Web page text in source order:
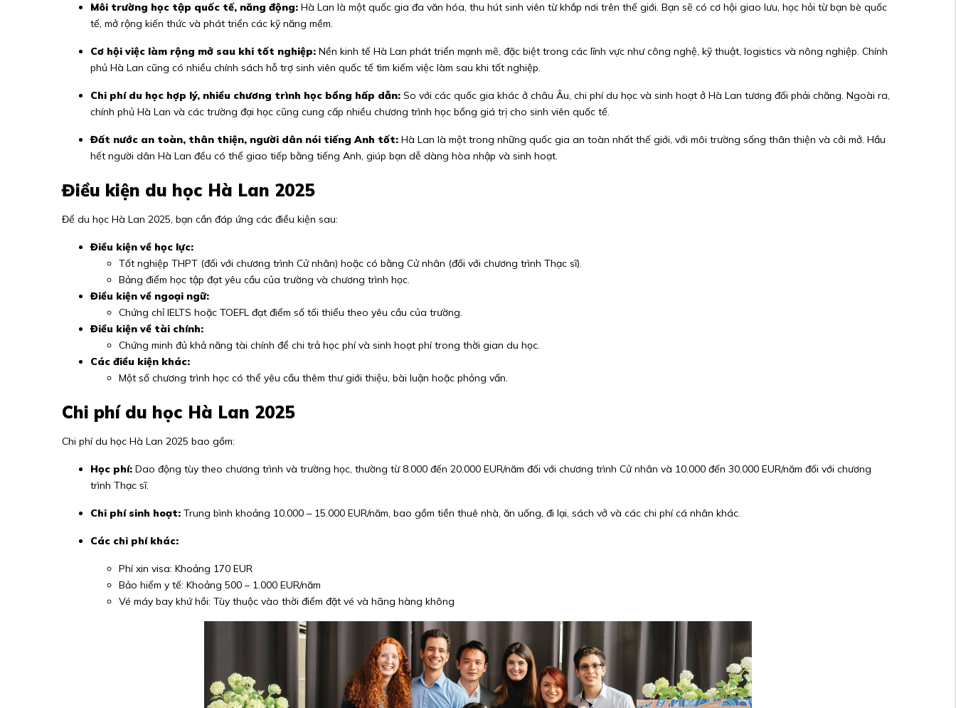
Môi trường học tập quốc tế, năng động: Hà Lan là một quốc gia đa văn hóa, thu hút sinh viên từ khắp nơi trên thế giới. Bạn sẽ có cơ hội giao lưu, học hỏi từ bạn bè quốc
tế, mở rộng kiến thức và phát triển các kỹ năng mềm.
Cơ hội việc làm rộng mở sau khi tốt nghiệp: Nền kinh tế Hà Lan phát triển mạnh mẽ, đặc biệt trong các lĩnh vực như công nghệ, kỹ thuật, logistics và nông nghiệp. Chính
phủ Hà Lan cũng có nhiều chính sách hỗ trợ sinh viên quốc tế tìm kiếm việc làm sau khi tốt nghiệp.
Chi phí du học hợp lý, nhiều chương trình học bổng hấp dẫn: So với các quốc gia khác ở châu Âu, chi phí du học và sinh hoạt ở Hà Lan tương đối phải chăng. Ngoài ra,
chính phủ Hà Lan và các trường đại học cũng cung cấp nhiều chương trình học bổng giá trị cho sinh viên quốc tế.
Đất nước an toàn, thân thiện, người dân nói tiếng Anh tốt: Hà Lan là một trong những quốc gia an toàn nhất thế giới, với môi trường sống thân thiện và cởi mở. Hầu
hết người dân Hà Lan đều có thể giao tiếp bằng tiếng Anh, giúp bạn dễ dàng hòa nhập và sinh hoạt.
Điều kiện du học Hà Lan 2025
Để du học Hà Lan 2025, bạn cần đáp ứng các điều kiện sau:
Điều kiện về học lực:
Tốt nghiệp THPT (đối với chương trình Cử nhân) hoặc có bằng Cử nhân (đối với chương trình Thạc sĩ).
Bảng điểm học tập đạt yêu cầu của trường và chương trình học.
Điều kiện về ngoại ngữ:
Chứng chỉ IELTS hoặc TOEFL đạt điểm số tối thiểu theo yêu cầu của trường.
Điều kiện về tài chính:
Chứng minh đủ khả năng tài chính để chi trả học phí và sinh hoạt phí trong thời gian du học.
Các điều kiện khác:
Một số chương trình học có thể yêu cầu thêm thư giới thiệu, bài luận hoặc phỏng vấn.
Chi phí du học Hà Lan 2025
Chi phí du học Hà Lan 2025 bao gồm:
Học phí: Dao động tùy theo chương trình và trường học, thường từ 8.000 đến 20.000 EUR/năm đối với chương trình Cử nhân và 10.000 đến 30.000 EUR/năm đối với chương
trình Thạc sĩ.
Chi phí sinh hoạt: Trung bình khoảng 10.000 – 15.000 EUR/năm, bao gồm tiền thuê nhà, ăn uống, đi lại, sách vở và các chi phí cá nhân khác.
Các chi phí khác:
Phí xin visa: Khoảng 170 EUR
Bảo hiểm y tế: Khoảng 500 – 1.000 EUR/năm
Vé máy bay khứ hồi: Tùy thuộc vào thời điểm đặt vé và hãng hàng không